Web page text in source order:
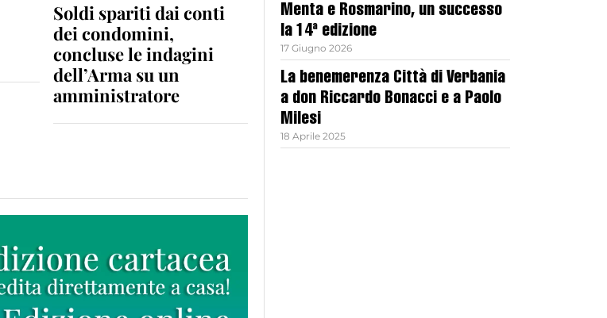
Soldi spariti dai conti
dei condomini,
concluse le indagini
dell’Arma su un
amministratore
Menta e Rosmarino, un successo
la 14ª edizione
17 Giugno 2026
La benemerenza Città di Verbania
a don Riccardo Bonacci e a Paolo
Milesi
18 Aprile 2025